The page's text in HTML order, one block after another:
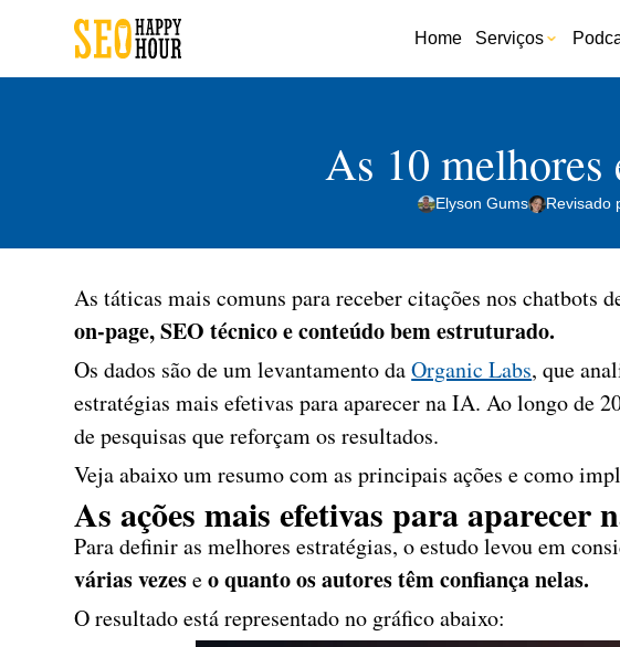
Home Serviços
As 10 melhores
Elyson Gums Revisado
As táticas mais comuns para receber citações nos chatbots
on-page, SEO técnico e conteúdo bem estruturado.
Os dados são de um levantamento daOrganic Labs, que
estratégias mais efetivas para aparecer na IA. Ao longo de
de pesquisas que reforçam os resultados.
Veja abaixo um resumo com as principais ações e como
As ações mais efetivas para aparecer
Para definir as melhores estratégias, o estudo levou em
várias vezeseo quanto os autores têm confiança nelas.
O resultado está representado no gráfico abaixo: